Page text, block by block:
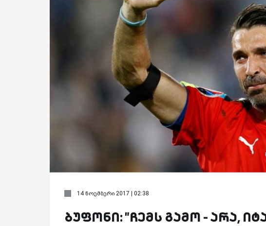
14 ნოემბერი 2017 | 02:38
ბუფონი: "ჩემს გამო - არა,